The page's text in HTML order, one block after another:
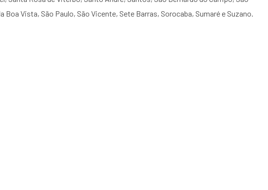
Boa Vista, São Paulo, São Vicente, Sete Barras, Sorocaba, Sumaré e Suzano.